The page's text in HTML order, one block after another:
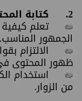
2.
كتابة
• تعلم
الجمهور المناسب.
•
ظهور المحتوى
• استخدام
من الزوار.